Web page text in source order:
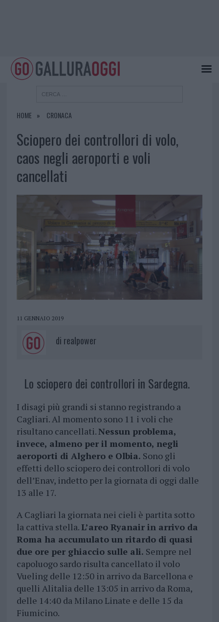
HOME CRONACA
Sciopero dei controllori di volo,
caos negli aeroporti e voli
cancellati
11 GENNAIO 2019
di realpower
Lo sciopero dei controllori in Sardegna.
I disagi più grandi si stanno registrando a
Cagliari. Al momento sono 11 i voli che
risultano cancellati.Nessun problema,
invece, almeno per il momento, negli
aeroporti di Alghero e Olbia. Sono gli
effetti dello sciopero dei controllori di volo
dell’Enav, indetto per la giornata di oggi dalle
13 alle 17.
A Cagliari la giornata nei cieli è partita sotto
la cattiva stella.L’areo Ryanair in arrivo da
Roma ha accumulato un ritardo di quasi
due ore per ghiaccio sulle ali. Sempre nel
capoluogo sardo risulta cancellato il volo
Vueling delle 12:50 in arrivo da Barcellona e
quelli Alitalia delle 13:05 in arrivo da Roma,
delle 14:40 da Milano Linate e delle 15 da
Fiumicino.